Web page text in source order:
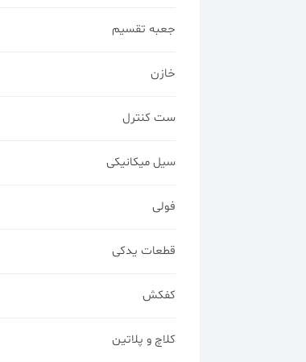
جعبه تقسیم
خازن
ست کنترل
سیل میکانیکی
فولی
قطعات یدکی
کفکش
کلاچ و پلاتین